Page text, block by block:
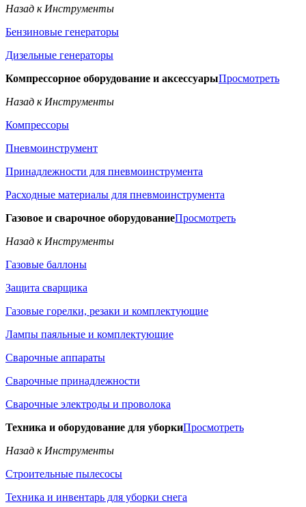
Назад к Инструменты
Бензиновые генераторы
Дизельные генераторы
Компрессорное оборудование и аксессуарыПросмотреть
Назад к Инструменты
Компрессоры
Пневмоинструмент
Принадлежности для пневмоинструмента
Расходные материалы для пневмоинструмента
Газовое и сварочное оборудованиеПросмотреть
Назад к Инструменты
Газовые баллоны
Защита сварщика
Газовые горелки, резаки и комплектующие
Лампы паяльные и комплектующие
Сварочные аппараты
Сварочные принадлежности
Сварочные электроды и проволока
Техника и оборудование для уборкиПросмотреть
Назад к Инструменты
Строительные пылесосы
Техника и инвентарь для уборки снега